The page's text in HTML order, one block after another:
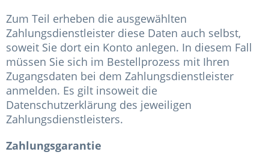
Zum Teil erheben die ausgewählten
Zahlungsdienstleister diese Daten auch selbst,
soweit Sie dort ein Konto anlegen. In diesem Fall
müssen Sie sich im Bestellprozess mit Ihren
Zugangsdaten bei dem Zahlungsdienstleister
anmelden. Es gilt insoweit die
Datenschutzerklärung des jeweiligen
Zahlungsdienstleisters.
Zahlungsgarantie